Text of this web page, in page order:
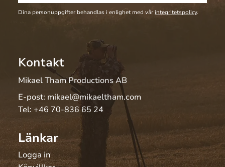
Dina personuppgifter behandlas i enlighet med vår integritetspolicy.
Kontakt
Mikael Tham Productions AB
E-post: mikael@mikaeltham.com
Tel: +46 70-836 65 24
Länkar
Logga in